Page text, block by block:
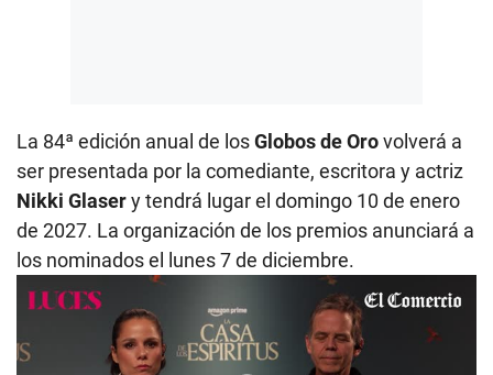
La 84ª edición anual de losGlobos de Orovolverá a
ser presentada por la comediante, escritora y actriz
Nikki Glasery tendrá lugar el domingo 10 de enero
de 2027. La organización de los premios anunciará a
los nominados el lunes 7 de diciembre.